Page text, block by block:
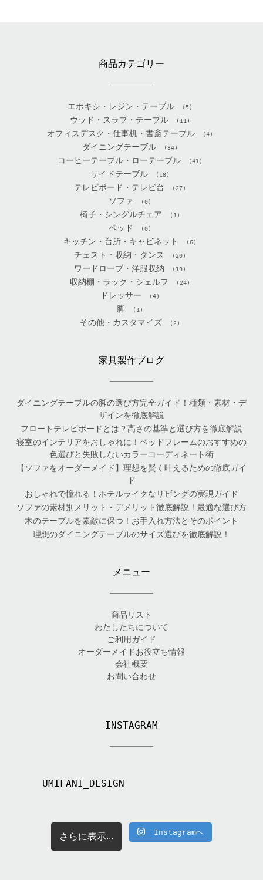
商品カテゴリー
エポキシ・レジン・テーブル (5)
ウッド・スラブ・テーブル (11)
オフィスデスク・仕事机・書斎テーブル (4)
ダイニングテーブル (34)
コーヒーテーブル・ローテーブル (41)
サイドテーブル (18)
テレビボード・テレビ台 (27)
ソファ (0)
椅子・シングルチェア (1)
ベッド (0)
キッチン・台所・キャビネット (6)
チェスト・収納・タンス (20)
ワードローブ・洋服収納 (19)
収納棚・ラック・シェルフ (24)
ドレッサー (4)
脚 (1)
その他・カスタマイズ (2)
家具製作ブログ
ダイニングテーブルの脚の選び方完全ガイド！種類・素材・デ
ザインを徹底解説
フロートテレビボードとは？高さの基準と選び方を徹底解説
寝室のインテリアをおしゃれに！ベッドフレームのおすすめの
色選びと失敗しないカラーコーディネート術
【ソファをオーダーメイド】理想を賢く叶えるための徹底ガイ
ド
おしゃれで憧れる！ホテルライクなリビングの実現ガイド
ソファの素材別メリット・デメリット徹底解説！最適な選び方
木のテーブルを素敵に保つ！お手入れ方法とそのポイント
理想のダイニングテーブルのサイズ選びを徹底解説！
メニュー
商品リスト
わたしたちについて
ご利用ガイド
オーダーメイドお役立ち情報
会社概要
お問い合わせ
INSTAGRAM
UMIFANI_DESIGN
さらに表示... Instagramへ